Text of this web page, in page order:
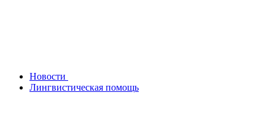
Новости
Лингвистическая помощь